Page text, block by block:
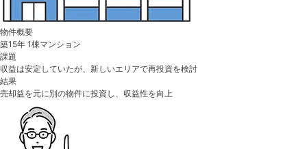
物件概要
築15年 1棟マンション
課題
収益は安定していたが、新しいエリアで再投資を検討
結果
売却益を元に別の物件に投資し、収益性を向上